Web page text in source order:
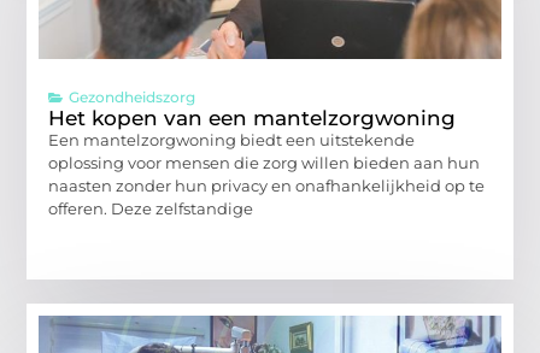
Gezondheidszorg
Het kopen van een mantelzorgwoning
Een mantelzorgwoning biedt een uitstekende
oplossing voor mensen die zorg willen bieden aan hun
naasten zonder hun privacy en onafhankelijkheid op te
offeren. Deze zelfstandige